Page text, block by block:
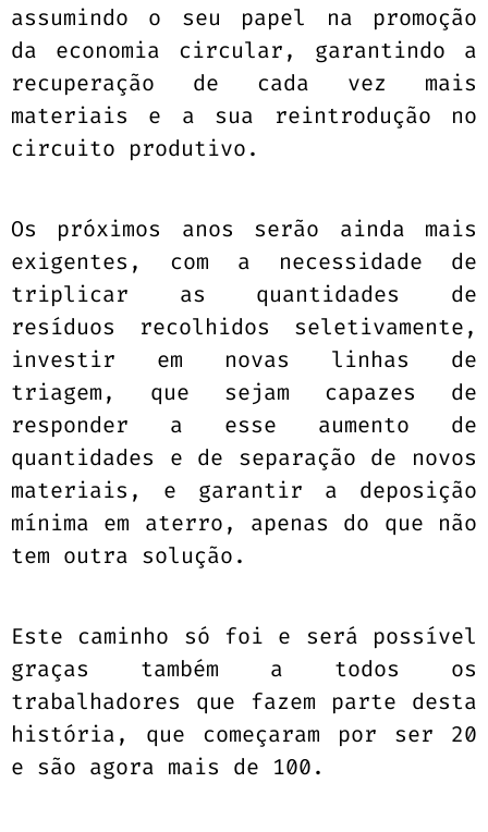
assumindo o seu papel na promoção
da economia circular, garantindo a
recuperação de cada vez mais
materiais e a sua reintrodução no
circuito produtivo.
Os próximos anos serão ainda mais
exigentes, com a necessidade de
triplicar as quantidades de
resíduos recolhidos seletivamente,
investir em novas linhas de
triagem, que sejam capazes de
responder a esse aumento de
quantidades e de separação de novos
materiais, e garantir a deposição
mínima em aterro, apenas do que não
tem outra solução.
Este caminho só foi e será possível
graças também a todos os
trabalhadores que fazem parte desta
história, que começaram por ser 20
e são agora mais de 100.